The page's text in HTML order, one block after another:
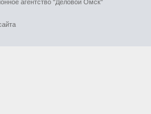
агентство "Деловой Омск"